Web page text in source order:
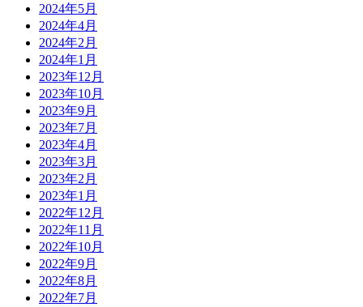
2024年5月
2024年4月
2024年2月
2024年1月
2023年12月
2023年10月
2023年9月
2023年7月
2023年4月
2023年3月
2023年2月
2023年1月
2022年12月
2022年11月
2022年10月
2022年9月
2022年8月
2022年7月